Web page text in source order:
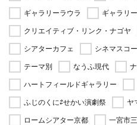
ギャラリーラウラ
ギャラリ
クリエイティブ・リンク・ナゴヤ
シアターカフェ
シネマスコ
テーマ別
なうふ現代
ハートフィールドギャラリー
ふじのくに⇄せかい演劇祭
ヤ
ロームシアター京都
一宮市